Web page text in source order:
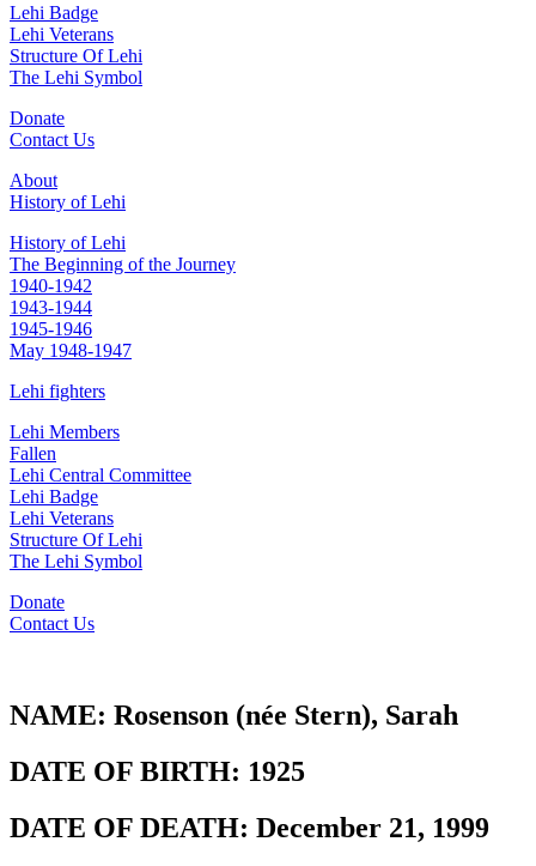
Lehi Badge
Lehi Veterans
Structure Of Lehi
The Lehi Symbol
Donate
Contact Us
About
History of Lehi
History of Lehi
The Beginning of the Journey
1940-1942
1943-1944
1945-1946
May 1948-1947
Lehi fighters
Lehi Members
Fallen
Lehi Central Committee
Lehi Badge
Lehi Veterans
Structure Of Lehi
The Lehi Symbol
Donate
Contact Us
NAME: Rosenson (née Stern), Sarah
DATE OF BIRTH: 1925
DATE OF DEATH: December 21, 1999